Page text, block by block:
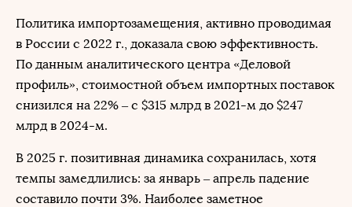
Политика импортозамещения, активно проводимая
в России с 2022 г., доказала свою эффективность.
По данным аналитического центра «Деловой
профиль», стоимостной объем импортных поставок
снизился на 22% – с $315 млрд в 2021-м до $247
млрд в 2024-м.
В 2025 г. позитивная динамика сохранилась, хотя
темпы замедлились: за январь – апрель падение
составило почти 3%. Наиболее заметное